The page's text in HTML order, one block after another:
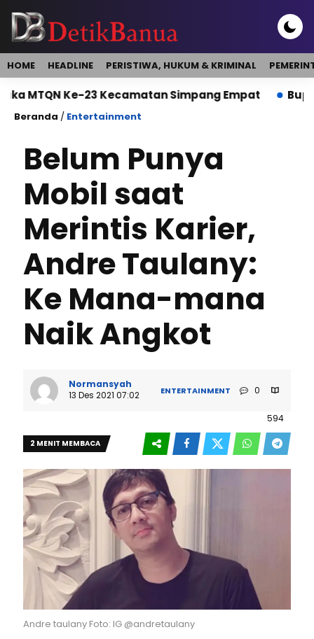
HOME HEADLINE PERISTIWA, HUKUM & KRIMINAL
Ke-23 Kecamatan Simpang Empat Bupati
Beranda / Entertainment
Belum Punya
Mobil saat
Merintis Karier,
Andre Taulany:
Ke Mana-mana
Naik Angkot
Normansyah
13 Des 2021 07:02
ENTERTAINMENT 0
594
2 MENIT MEMBACA
Andre taulany Foto: IG @andretaulany